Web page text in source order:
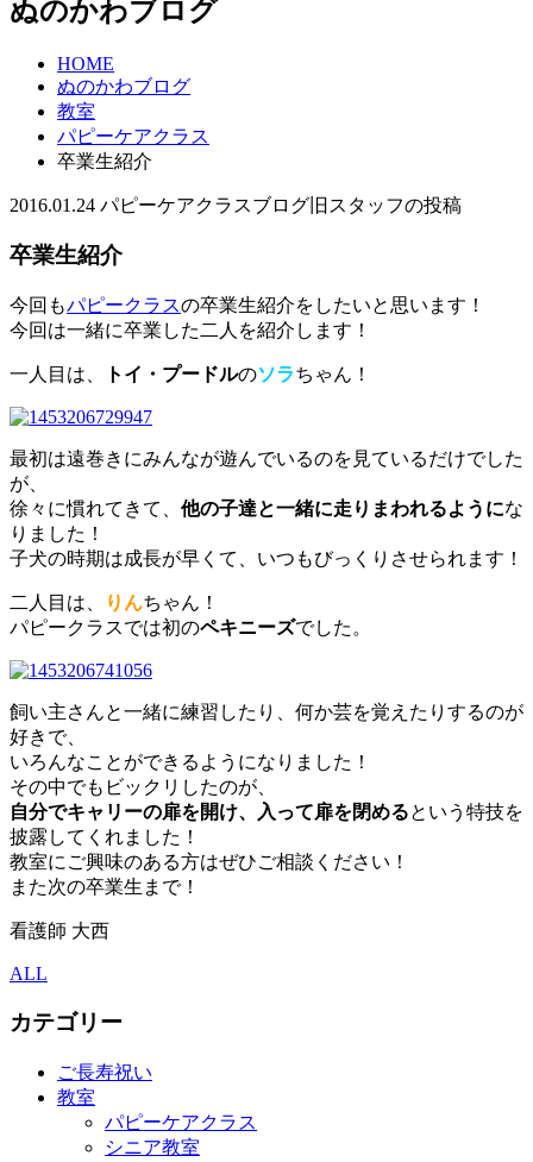
ぬのかわブログ
HOME
ぬのかわブログ
教室
パピーケアクラス
卒業生紹介
2016.01.24 パピーケアクラスブログ 旧スタッフの投稿
卒業生紹介
今回もパピークラスの卒業生紹介をしたいと思います！
今回は一緒に卒業した二人を紹介します！
一人目は、 トイ・プードルのソラちゃん！
最初は遠巻きにみんなが遊んでいるのを見ているだけでした
が、
徐々に慣れてきて、 他の子達と一緒に走りまわれるようにな
りました！
子犬の時期は成長が早くて、いつもびっくりさせられます！
二人目は、 りんちゃん！
パピークラスでは初のペキニーズでした。
飼い主さんと一緒に練習したり、何か芸を覚えたりするのが
好きで、
いろんなことができるようになりました！
その中でもビックリしたのが、
自分でキャリーの扉を開け、入って扉を閉めるという特技を
披露してくれました！
教室にご興味のある方はぜひご相談ください！
また次の卒業生まで！
看護師 大西
ALL
カテゴリー
ご長寿祝い
教室
パピーケアクラス
シニア教室